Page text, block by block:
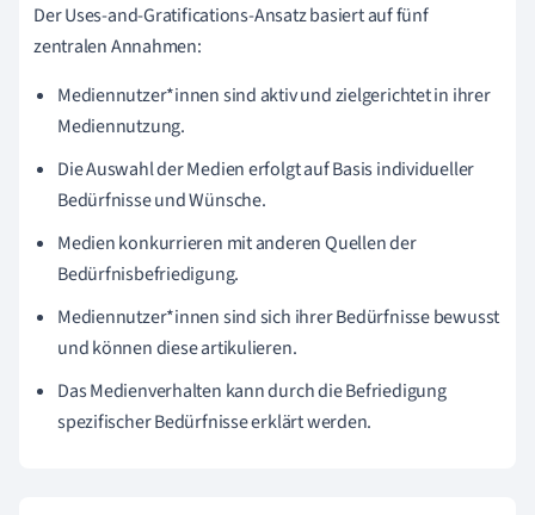
Der Uses-and-Gratifications-Ansatz basiert auf fünf
zentralen Annahmen:
Mediennutzer*innen sind aktiv und zielgerichtet in ihrer
Mediennutzung.
Die Auswahl der Medien erfolgt auf Basis individueller
Bedürfnisse und Wünsche.
Medien konkurrieren mit anderen Quellen der
Bedürfnisbefriedigung.
Mediennutzer*innen sind sich ihrer Bedürfnisse bewusst
und können diese artikulieren.
Das Medienverhalten kann durch die Befriedigung
spezifischer Bedürfnisse erklärt werden.